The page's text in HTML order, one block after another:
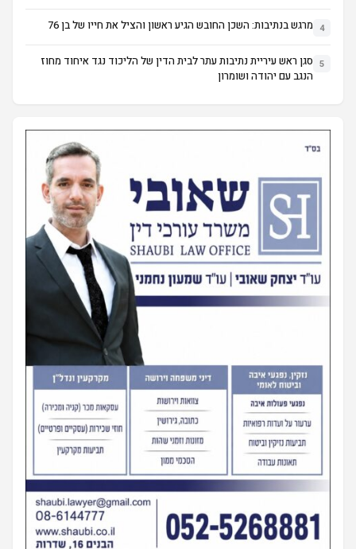
4 מרגש בנתיבות: השכן החובש הגיע ראשון והציל את חייו של בן 76
5 סגן ראש עיריית נתיבות עתר לבית הדין של הליכוד נגד איחוד מחוז
הנגב עם יהודה ושומרון